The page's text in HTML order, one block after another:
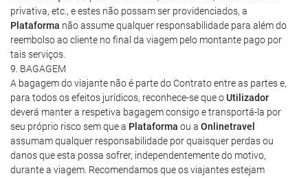
privativa, etc., e estes não possam ser providenciados, a
Plataforma não assume qualquer responsabilidade para além do
reembolso ao cliente no final da viagem pelo montante pago por
tais serviços.
9. BAGAGEM
A bagagem do viajante não é parte do Contrato entre as partes e,
para todos os efeitos jurídicos, reconhece-se que oUtilizador
deverá manter a respetiva bagagem consigo e transportá-la por
seu próprio risco sem que a Plataforma ou a Onlinetravel
assumam qualquer responsabilidade por quaisquer perdas ou
danos que esta possa sofrer, independentemente do motivo,
durante a viagem. Recomendamos que os viajantes estejam